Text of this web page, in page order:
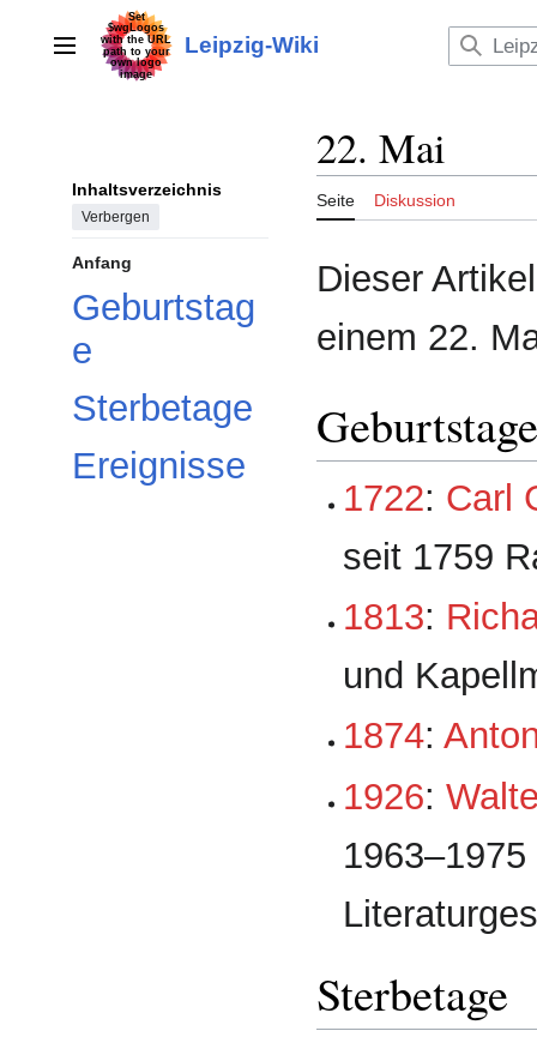
Inhalt
HauptmenüLeipzig-Wiki
Inhaltsverzeichnis
Verbergen
Anfang
Geburtstag
e
Sterbetage
Ereignisse
22. Mai
Seite Diskussion
Dieser
einem 22.
Geburtstage
1722: Carl
seit 1759
1813:
und
1874:
1926:
Sterbetage